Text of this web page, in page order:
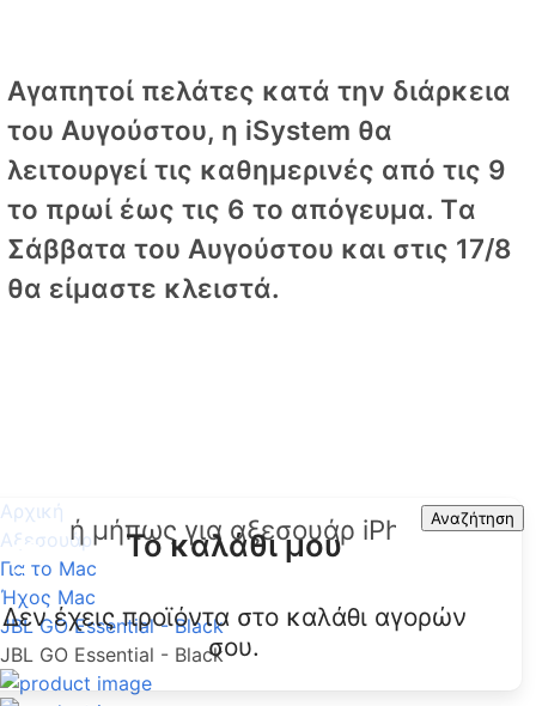
Αγαπητοί πελάτες κατά την διάρκεια
του Αυγούστου, η iSystem θα
λειτουργεί τις καθημερινές από τις 9
το πρωί έως τις 6 το απόγευμα. Tα
Σάββατα του Αυγούστου και στις 17/8
θα είμαστε κλειστά.
Αναζήτηση
Το καλάθι μου
Δεν έχεις προϊόντα στο καλάθι αγορών
σου.
Αρχική
Αξεσουάρ
Για το Mac
Ήχος Mac
JBL GO Essential - Black
JBL GO Essential - Black